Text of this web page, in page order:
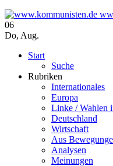
06
Do, Aug.
Start
Suche
Rubriken
Internationales
Europa
Linke / Wahlen
Deutschland
Wirtschaft
Aus
Analysen
Meinungen